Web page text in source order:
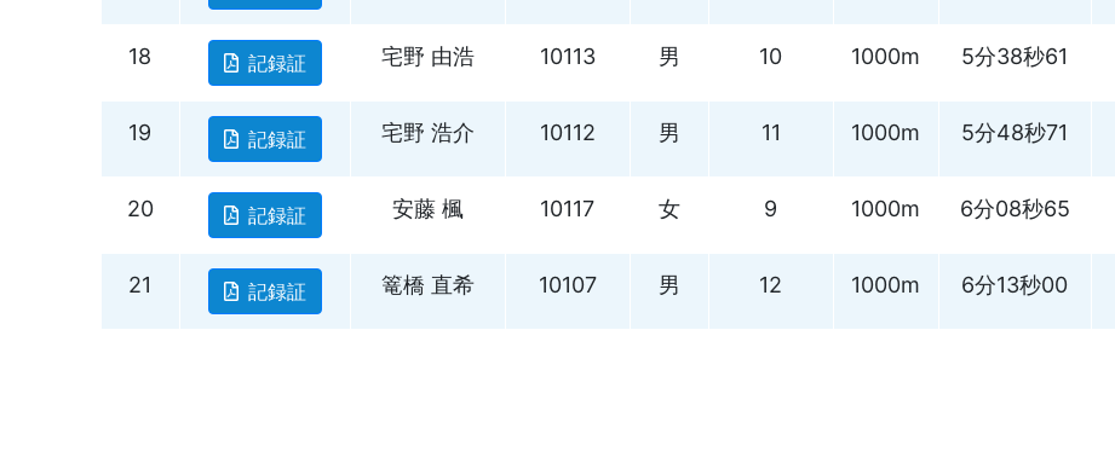
18 記録証 宅野 由浩 10113 男 10 1000m 5分38秒61
19 記録証 宅野 浩介 10112 男 11 1000m 5分48秒71
20 記録証 安藤 楓 10117 女 9 1000m 6分08秒65
21 記録証 篭橋 直希 10107 男 12 1000m 6分13秒00